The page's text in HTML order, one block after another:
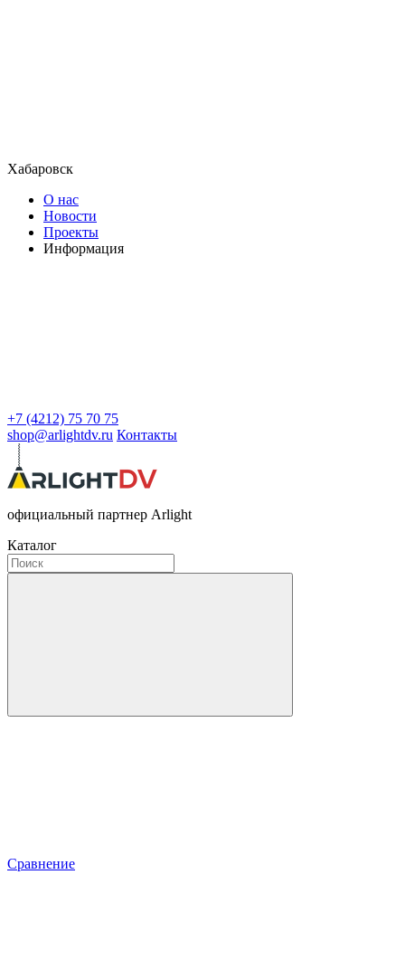
Хабаровск
О нас
Новости
Проекты
Информация
+7 (4212) 75 70 75
shop@arlightdv.ru Контакты
официальный партнер Arlight
Каталог
Сравнение